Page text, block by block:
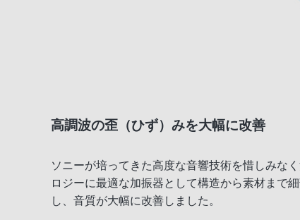
高調波の歪（ひず）みを大幅に改善
ソニーが培ってきた高度な音響技術を惜しみな
ロジーに最適な加振器として構造から素材まで
し、音質が大幅に改善しました。